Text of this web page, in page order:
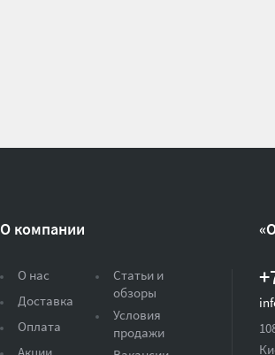
О компании
О нас
Доставка
Оплата
Статьи и
обзоры
Условия
продажи